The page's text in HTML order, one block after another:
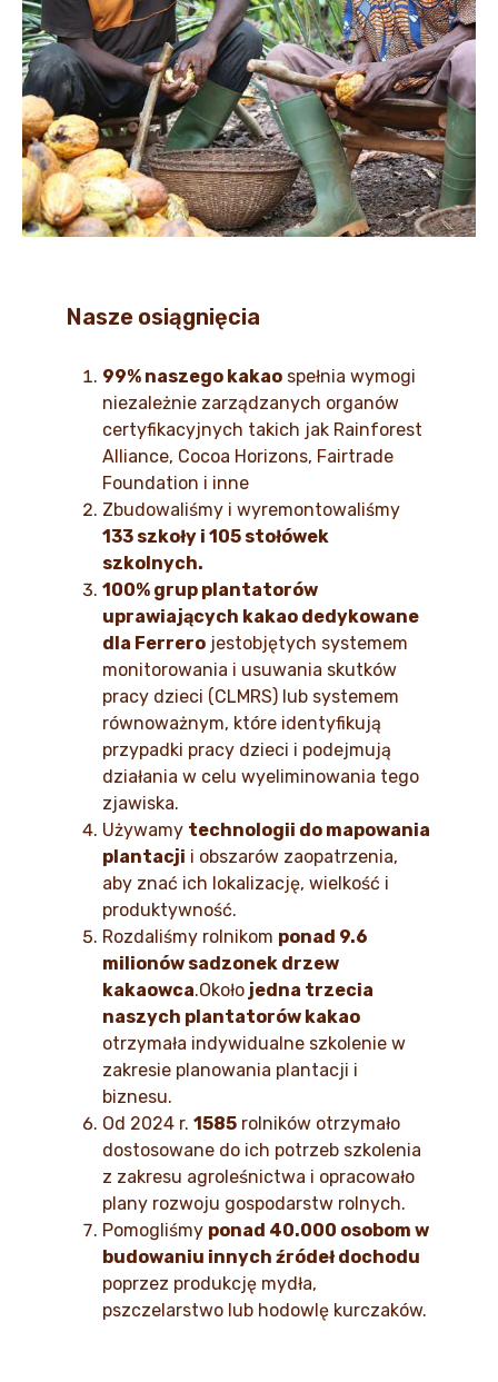
Nasze osiągnięcia
99% naszego kakao spełnia wymogi
niezależnie zarządzanych organów
certyfikacyjnych takich jak Rainforest
Alliance, Cocoa Horizons, Fairtrade
Foundation i inne
Zbudowaliśmy i wyremontowaliśmy
133 szkoły i 105 stołówek
szkolnych.
100% grup plantatorów
uprawiających kakao dedykowane
dla Ferrero jestobjętych systemem
monitorowania i usuwania skutków
pracy dzieci (CLMRS) lub systemem
równoważnym, które identyfikują
przypadki pracy dzieci i podejmują
działania w celu wyeliminowania tego
zjawiska.
Używamy technologii do mapowania
plantacji i obszarów zaopatrzenia,
aby znać ich lokalizację, wielkość i
produktywność.
Rozdaliśmy rolnikom ponad 9.6
milionów sadzonek drzew
kakaowca.Około jedna trzecia
naszych plantatorów kakao
otrzymała indywidualne szkolenie w
zakresie planowania plantacji i
biznesu.
Od 2024 r. 1585 rolników otrzymało
dostosowane do ich potrzeb szkolenia
z zakresu agroleśnictwa i opracowało
plany rozwoju gospodarstw rolnych.
Pomogliśmy ponad 40.000 osobom w
budowaniu innych źródeł dochodu
poprzez produkcję mydła,
pszczelarstwo lub hodowlę kurczaków.